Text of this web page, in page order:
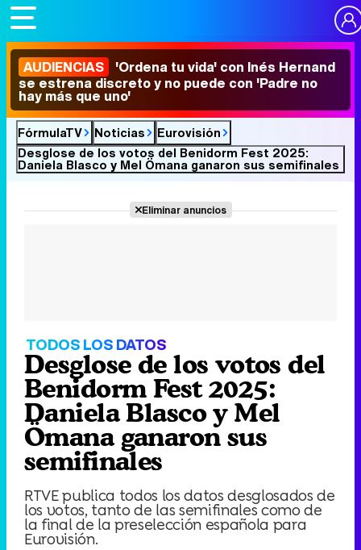
AUDIENCIAS 'Ordena tu vida' con Inés Hernand
se estrena discreto y no puede con 'Padre no
hay más que uno'
FórmulaTV Noticias
Eurovisión
Desglose de los votos del Benidorm Fest 2025:
Daniela Blasco y Mel Ömana ganaron sus semifinales
Eliminar anuncios
TODOS LOS DATOS
Desglose de los votos del
Benidorm Fest 2025:
Daniela Blasco y Mel
Ömana ganaron sus
semifinales
RTVE publica todos los datos desglosados de
los votos, tanto de las semifinales como de
la final de la preselección española para
Eurovisión.